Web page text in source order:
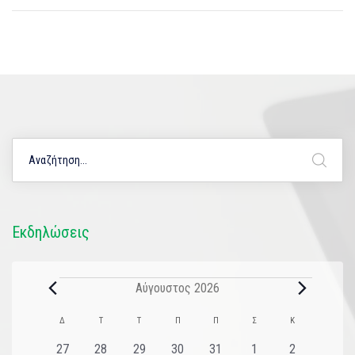
Εκδηλώσεις
Αύγουστος 2026
Ημερολόγιο
του
Δ Τ Τ Π Π Σ Κ
0
27
0
28
0
29
0
30
0
31
01
0
2